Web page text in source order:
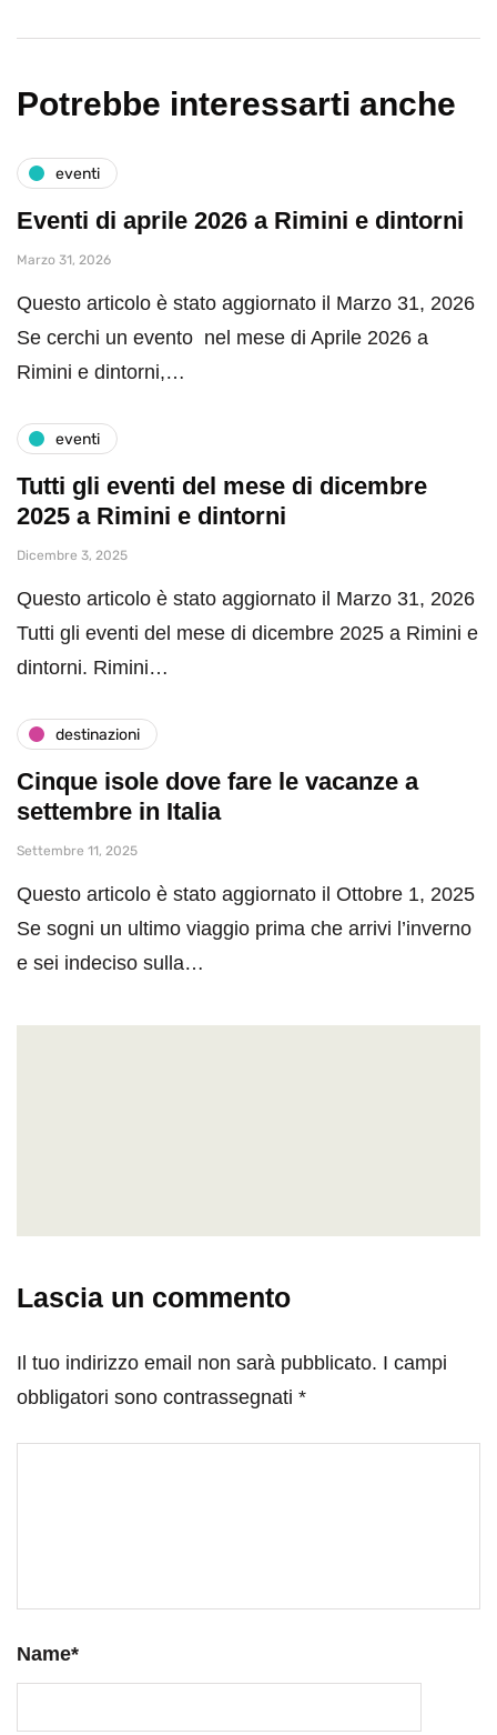
Potrebbe interessarti anche
eventi
Eventi di aprile 2026 a Rimini e dintorni
Marzo 31, 2026
Questo articolo è stato aggiornato il Marzo 31, 2026
Se cerchi un evento nel mese di Aprile 2026 a
Rimini e dintorni,…
eventi
Tutti gli eventi del mese di dicembre
2025 a Rimini e dintorni
Dicembre 3, 2025
Questo articolo è stato aggiornato il Marzo 31, 2026
Tutti gli eventi del mese di dicembre 2025 a Rimini e
dintorni. Rimini…
destinazioni
Cinque isole dove fare le vacanze a
settembre in Italia
Settembre 11, 2025
Questo articolo è stato aggiornato il Ottobre 1, 2025
Se sogni un ultimo viaggio prima che arrivi l’inverno
e sei indeciso sulla…
Lascia un commento
Il tuo indirizzo email non sarà pubblicato. I campi
obbligatori sono contrassegnati *
Name*